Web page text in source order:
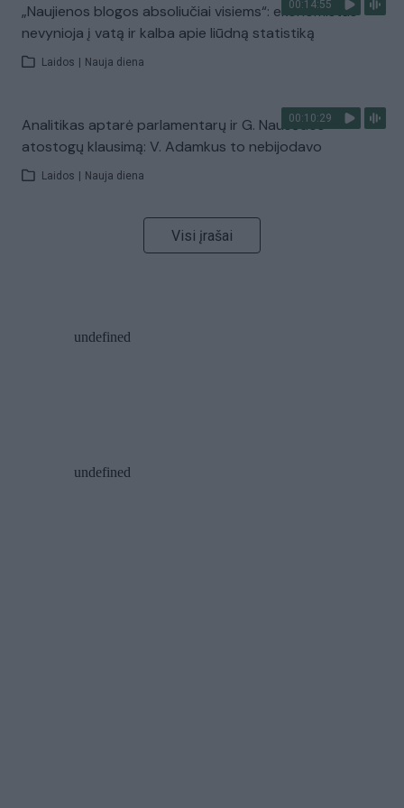
00:14:55
„Naujienos blogos absoliučiai visiems“: ekonomistas
nevynioja į vatą ir kalba apie liūdną statistiką
Laidos Nauja diena
00:10:29
Analitikas aptarė parlamentarų ir G. Nausėdos
atostogų klausimą: V. Adamkus to nebijodavo
Laidos Nauja diena
Visi įrašai